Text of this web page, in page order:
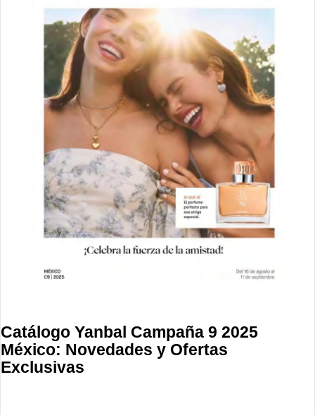
Catálogo Yanbal Campaña 9 2025
México: Novedades y Ofertas
Exclusivas